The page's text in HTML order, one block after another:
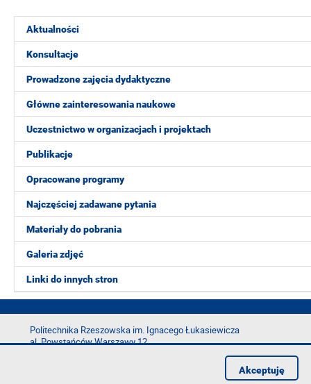
Aktualności
Konsultacje
Prowadzone zajęcia dydaktyczne
Główne zainteresowania naukowe
Uczestnictwo w organizacjach i projektach
Publikacje
Opracowane programy
Najczęściej zadawane pytania
Materiały do pobrania
Galeria zdjęć
Linki do innych stron
Politechnika Rzeszowska im. Ignacego Łukasiewicza
al. Powstańców Warszawy 12
Akceptuję